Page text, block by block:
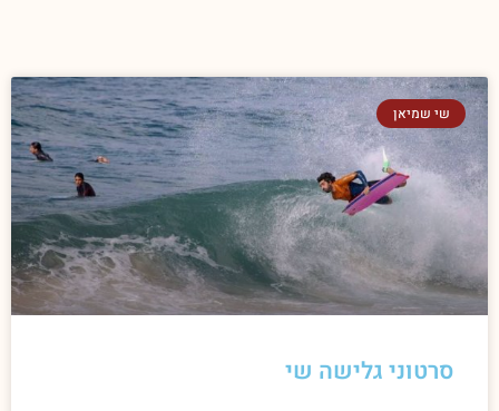
שי שמיאן
סרטוני גלישה שי